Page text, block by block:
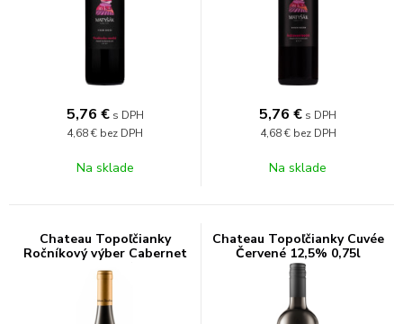
5,76 € s DPH
4,68 € bez DPH
Na sklade
5,76 € s DPH
4,68 € bez DPH
Na sklade
Chateau Topoľčianky
Ročníkový výber Cabernet
Sauvignon 12% 0,75l
Chateau Topoľčianky Cuvée
Červené 12,5% 0,75l